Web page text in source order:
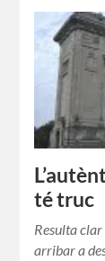
assota el
elements,
en el sector?
Us agrada:
té truc
Resulta
arribar a